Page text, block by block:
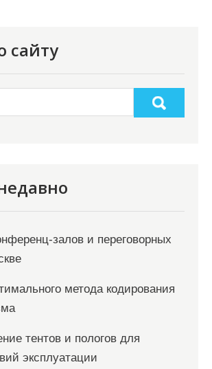
сайту
залов и переговорных
метода кодирования
тентов и пологов для
эксплуатации